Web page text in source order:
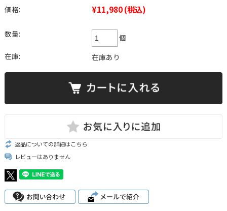
価格: ¥11,980(税込)
数量:
個
在庫:
在庫あり
返品についての詳細はこちら
レビューはありません